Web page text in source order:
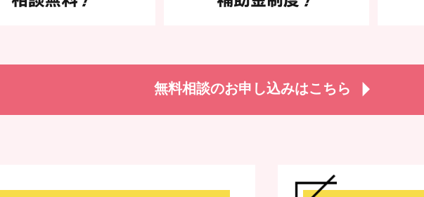
無料相談のお申し込みはこちら